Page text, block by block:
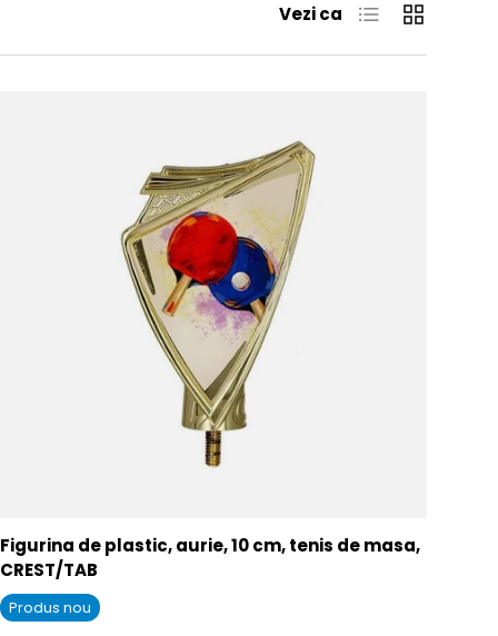
Vezi ca Lista Grila
Figurina de plastic, aurie, 10 cm, tenis de masa,
CREST/TAB
Produs nou